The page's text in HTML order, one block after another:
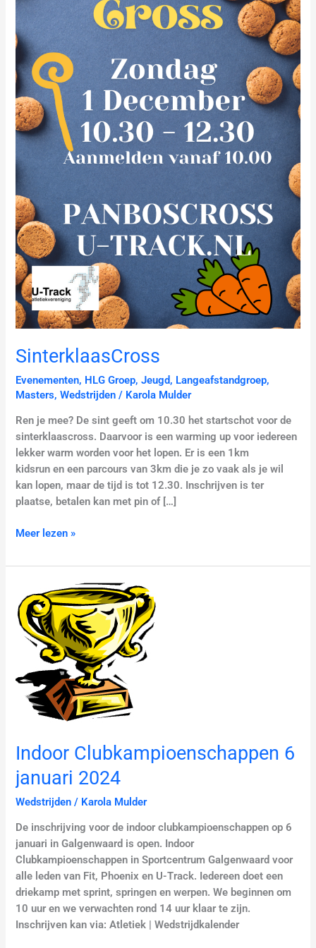
SinterklaasCross
Evenementen, HLG Groep,Jeugd, Langeafstandgroep,
Masters,Wedstrijden / Karola Mulder
Ren je mee? De sint geeft om 10.30 het startschot voor de
sinterklaascross. Daarvoor is een warming up voor iedereen
lekker warm worden voor het lopen. Er is een 1km
kidsrun en een parcours van 3km die je zo vaak als je wil
kan lopen, maar de tijd is tot 12.30. Inschrijven is ter
plaatse, betalen kan met pin of […]
Meer lezen »
Indoor Clubkampioenschappen 6
januari 2024
Wedstrijden / Karola Mulder
De inschrijving voor de indoor clubkampioenschappen op 6
januari in Galgenwaard is open. Indoor
Clubkampioenschappen in Sportcentrum Galgenwaard voor
alle leden van Fit, Phoenix en U-Track. Iedereen doet een
driekamp met sprint, springen en werpen. We beginnen om
10 uur en we verwachten rond 14 uur klaar te zijn.
Inschrijven kan via: Atletiek | Wedstrijdkalender
Clubkampioenschappen
6
januari
2024